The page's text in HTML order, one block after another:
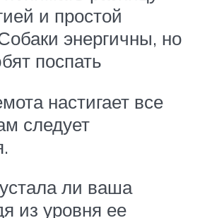
и простой
энергичны, но
поспать
настигает все
следует
ли ваша
из уровня ее